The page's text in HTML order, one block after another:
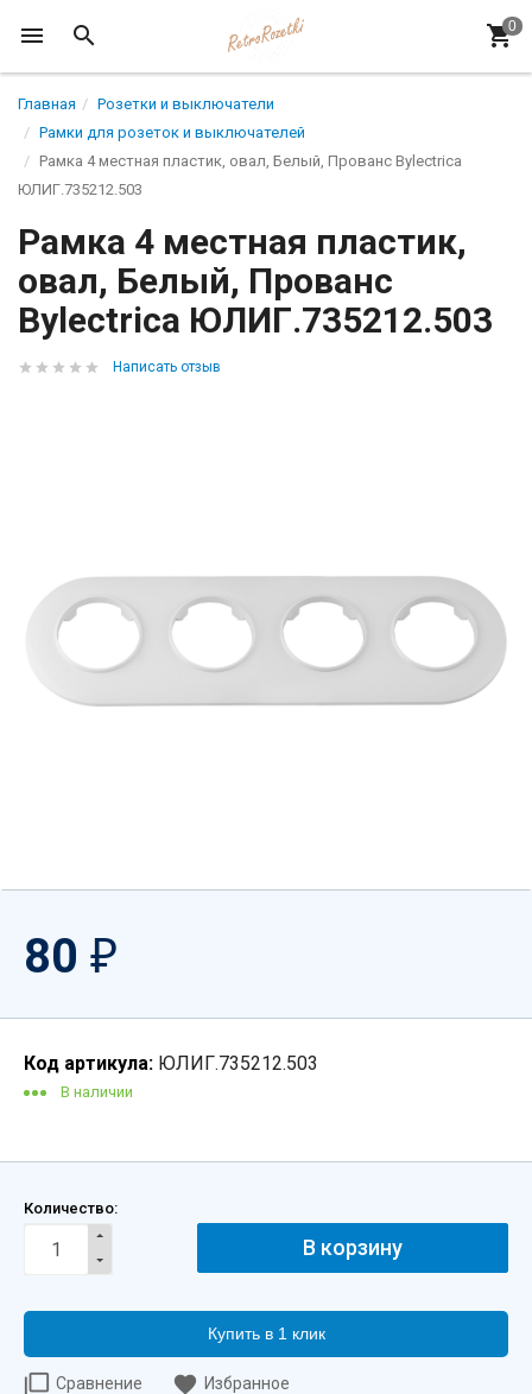
Главная
Розетки и выключатели
Рамки для розеток и выключателей
Рамка 4 местная пластик, овал, Белый, Прованс Bylectrica
ЮЛИГ.735212.503
Рамка 4 местная пластик,
овал, Белый, Прованс
Bylectrica ЮЛИГ.735212.503
Написать отзыв
80 ₽
Код артикула: ЮЛИГ.735212.503
В наличии
Количество:
Купить в 1 клик
Сравнение Избранное